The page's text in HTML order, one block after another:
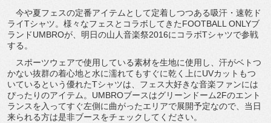
今や夏フェスの定番アイテムとして定着しつつある吸汗・速乾ド
ライTシャツ。様々なフェスとコラボしてきたFOOTBALL ONLYブ
ランドUMBROが、明日の山人音楽祭2016にコラボTシャツで参戦
する。
スポーツウェアで使用している素材を生地に使用し、汗がベトつ
かない抜群の着心地と水に濡れてもすぐに乾く上にUVカットもつ
いているという優れたTシャツは、フェス大好きな音楽ファンには
ぴったりのアイテム。UMBROブースはグリーンドーム2Fのエント
ランスを入ってすぐ左側に曲がったエリアで展開予定なので、当日
来られる方は是非ブースをチェックしてください。